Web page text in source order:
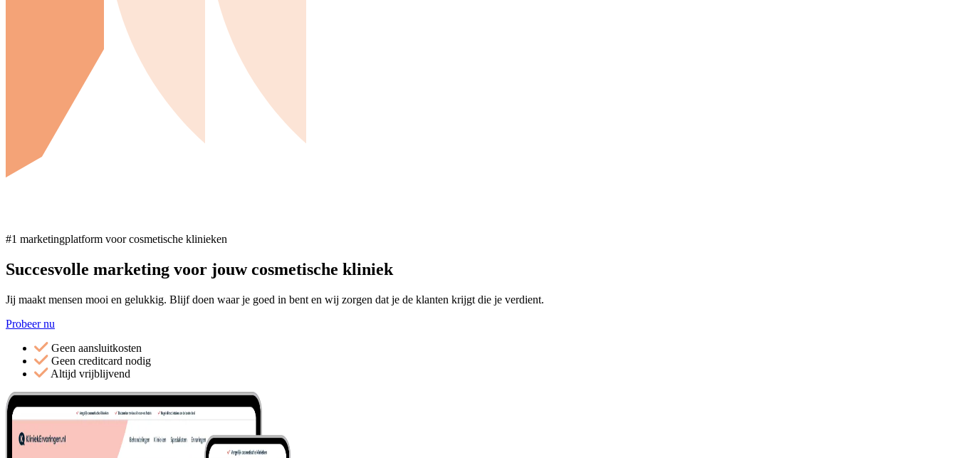
#1 marketingplatform voor cosmetische klinieken
Succesvolle marketing voor jouw cosmetische kliniek
Jij maakt mensen mooi en gelukkig. Blijf doen waar je goed in bent en wij zorgen dat je de klanten krijgt die je verdient.
Probeer nu
Geen aansluitkosten
Geen creditcard nodig
Altijd vrijblijvend